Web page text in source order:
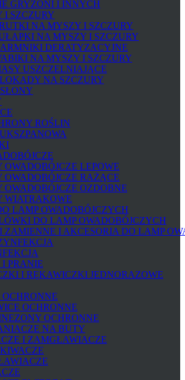
GRYZONI I INNYCH
I SZCZURY
NA MYSZY I SZCZURY
NA MYSZY I SZCZURY
DERATYZACYJNE
NA MYSZY I SZCZURY
USZCZELNIAJĄCE
NA SZCZURY
ROŚLIN
OWADOBÓJCZE LEPOWE
OWADOBÓJCZE RAŻĄCE
OWADOBÓJCZE OZDOBNE
WIATRAKOWE
LAMP OWADOBÓJCZYCH
DO LAMP OWADOBÓJCZYCH
ZAMIENNE I AKCESORIA DO LAMP
PRANIE
I RĘKAWICZKI JEDNORAZOWE
OCHRONNE
OCHRONNE
NA BUTY
I ZAMGŁAWIACZE